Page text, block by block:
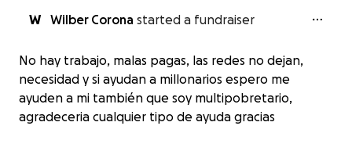
W Wilber Corona started a fundraiser
No hay trabajo, malas pagas, las redes no dejan,
necesidad y si ayudan a millonarios espero me
ayuden a mi también que soy multipobretario,
agradeceria cualquier tipo de ayuda gracias
Ayudarme a comprar una casa y irme
de la de mis abuelos
$0 raised